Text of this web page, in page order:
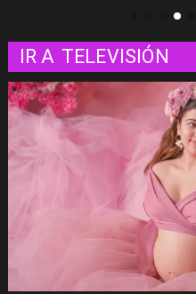
IR A TELEVISIÓN